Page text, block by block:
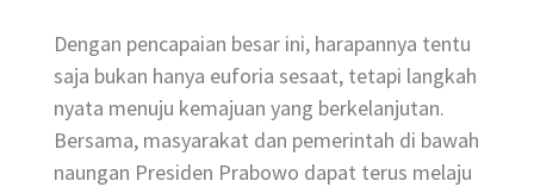
Dengan pencapaian besar ini, harapannya tentu
saja bukan hanya euforia sesaat, tetapi langkah
nyata menuju kemajuan yang berkelanjutan.
Bersama, masyarakat dan pemerintah di bawah
naungan Presiden Prabowo dapat terus melaju